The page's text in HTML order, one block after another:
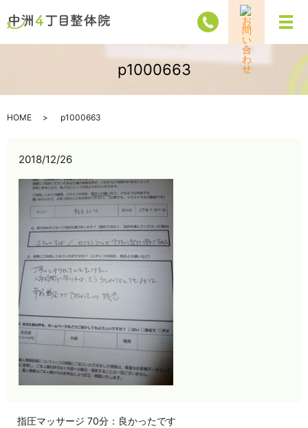
メ
p1000663
HOME p1000663
2018/12/26
指圧マッサージ 70分：良かったです